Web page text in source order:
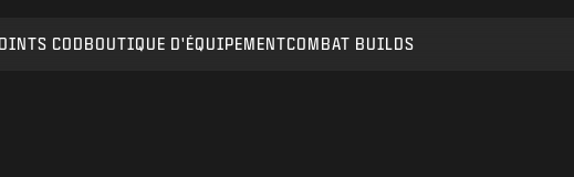
COD BOUTIQUE D'ÉQUIPEMENTCOMBAT BUILDS